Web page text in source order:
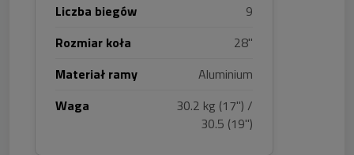
Liczba biegów
9
Rozmiar koła
28"
Materiał ramy
Aluminium
Waga
30.2 kg (17") /
30.5 (19")